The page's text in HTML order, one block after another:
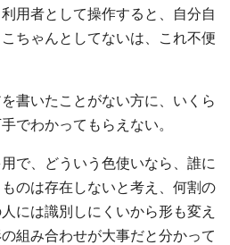
用者として操作すると、自分自
ちゃんとしてないは、これ不便
書いたことがない方に、いくら
でわかってもらえない。
で、どういう色使いなら、誰に
のは存在しないと考え、何割の
には識別しにくいから形も変え
組み合わせが大事だと分かって